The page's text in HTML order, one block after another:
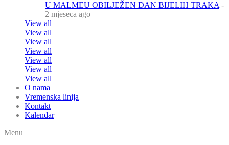
U MALMEU OBILJEŽEN DAN BIJELIH TRAKA -
2 mjeseca ago
View all
View all
View all
View all
View all
View all
View all
O nama
Vremenska linija
Kontakt
Kalendar
Menu